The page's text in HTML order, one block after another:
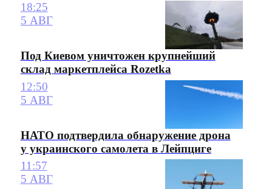
18:25
5 АВГ
Под Киевом уничтожен крупнейший
склад маркетплейса Rozetka
12:50
5 АВГ
НАТО подтвердила обнаружение дрона
у украинского самолета в Лейпциге
11:57
5 АВГ